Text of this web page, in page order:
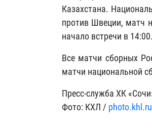
Казахстана.
против Швеции, матч
начало встречи в 14:00.
Все матчи сборных
матчи национальной
Пресс-служба ХК
Фото: КХЛ / photo.khl.ru